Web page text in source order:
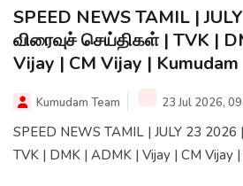
SPEED NEWS TAMIL |
விரைவுச் செய்திகள் | TVK |
Vijay | CM Vijay | Kumudam
Kumudam Team 23 Jul 2026,
SPEED NEWS TAMIL | JULY 23
TVK | DMK | ADMK | Vijay | CM Vijay